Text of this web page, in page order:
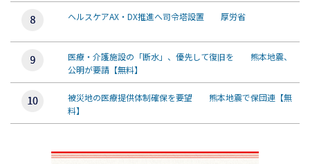
ヘルスケアAX・DX推進へ司令塔設置 厚労省
医療・介護施設の「断水」、優先して復旧を 熊本地震、
公明が要請【無料】
被災地の医療提供体制確保を要望 熊本地震で保団連【無
料】